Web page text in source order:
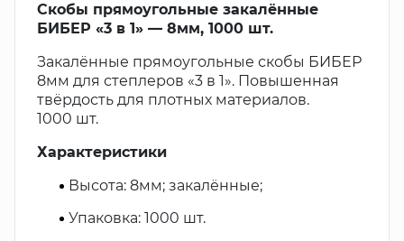
Скобы прямоугольные закалённые
БИБЕР «3 в 1» — 8мм, 1000 шт.
Закалённые прямоугольные скобы БИБЕР
8мм для степлеров «3 в 1». Повышенная
твёрдость для плотных материалов.
1000 шт.
Характеристики
Высота: 8мм; закалённые;
Упаковка: 1000 шт.